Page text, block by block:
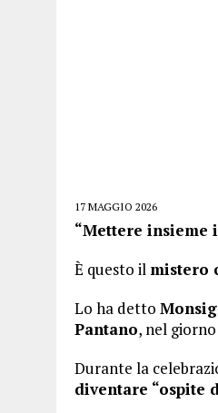
17 MAGGIO 2026
“Mettere insieme
È questo il mistero
Lo ha detto
Pantano, nel
Durante la
diventare “ospite